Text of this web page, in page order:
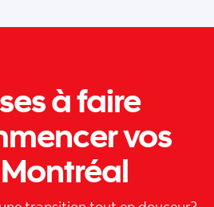
à faire
vos